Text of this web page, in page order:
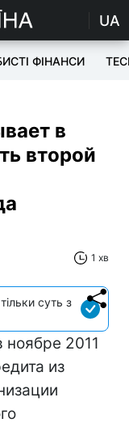
UA
ФІНАНСИ
в
второй
1 хв
суть з
2011
из